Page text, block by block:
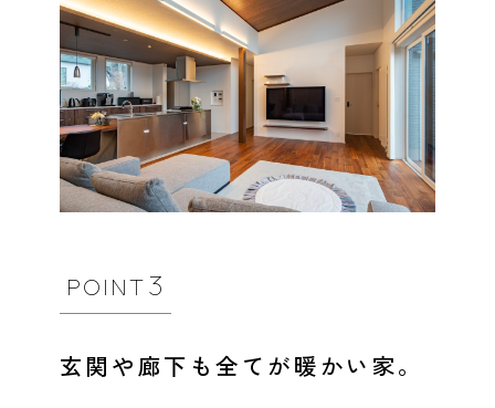
POINT3
玄関や廊下も全てが暖かい家。